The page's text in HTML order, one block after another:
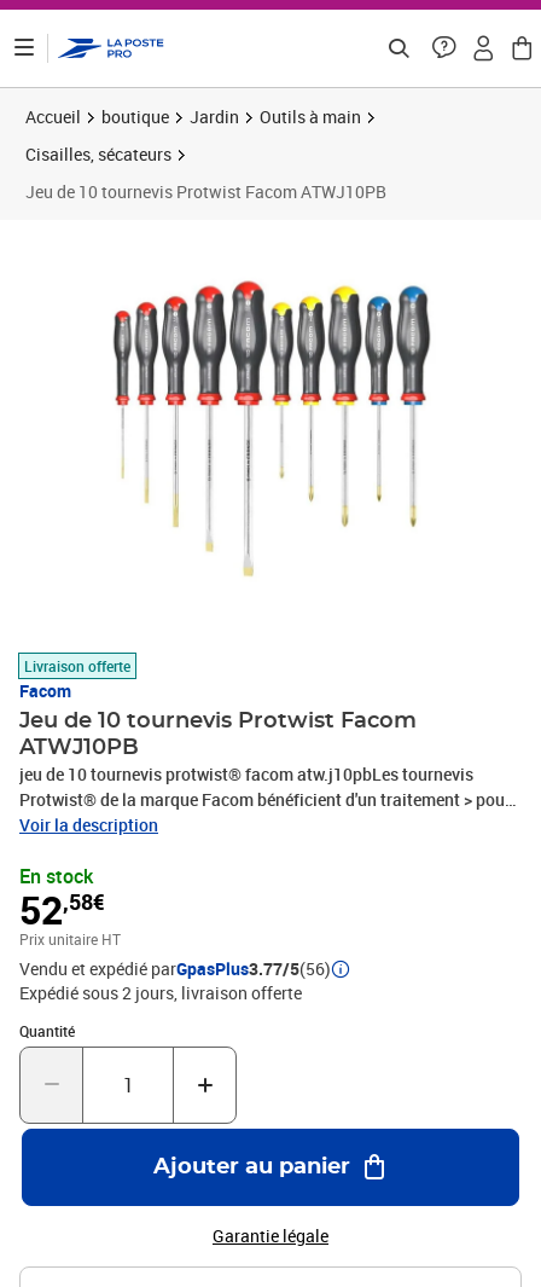
Accueil boutique Jardin
Outils à main
Cisailles, sécateurs
Jeu de 10 tournevis Protwist Facom ATWJ10PB
Livraison offerte
Facom
Jeu de 10 tournevis Protwist Facom
ATWJ10PB
jeu de 10 tournevis protwist® facom atw.j10pbLes tournevis
Protwist® de la marque Facom bénéficient d'un traitement > pour
offrir une meilleure résistance. De plus, grâce à la poignée Soft
produits chimiques. L'usinage CNC des cavités garantit un
meilleur ajustement des vis tout en améliorant la transmission du
couple et en réduisant l'usure.Caractéristiques techniques
:Traitement thermique en ligne : + 100 % de durabilité et + 100 % de
résistanceErgonomie de la poignée optimisée : + 10 % de couple de
serrageMarquage laser
Voir la description
En stock
52,58€
Prix unitaire HT
Vendu et expédié parGpasPlus3.77/5(56)
Expédié sous 2 jours livraison offerte
Quantité
Quantité : 1
Ajouter au panier
Garantie légale